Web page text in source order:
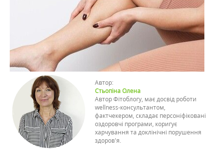
Автор:
Стьопіна Олена
Автор Фітоблогу, має досвід роботи
wellness-консультантом,
фактчекером, складає персоніфіковані
оздоровчі програми, коригує
харчування та доклінічні порушення
здоров'я.